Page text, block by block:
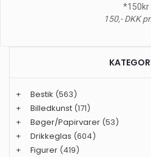
*150kr
150,- DKK
+ Bestik (563)
+
Billedkunst (171)
+
Bøger/Papirvarer (53)
+
Drikkeglas (604)
+
Figurer (419)